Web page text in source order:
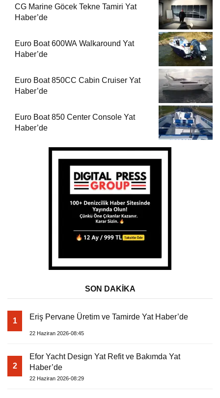
CG Marine Göcek Tekne Tamiri Yat
Haber’de
Euro Boat 600WA Walkaround Yat
Haber’de
Euro Boat 850CC Cabin Cruiser Yat
Haber’de
Euro Boat 850 Center Console Yat
Haber’de
SON DAKİKA
1 Eriş Pervane Üretim ve Tamirde Yat Haber’de
22 Haziran 2026-08:45
2
Efor Yacht Design Yat Refit ve Bakımda Yat
Haber’de
22 Haziran 2026-08:29